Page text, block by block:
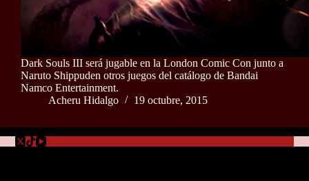
Dark Souls III será jugable en la London Comic Con junto a
Naruto Shippuden otros juegos del catálogo de Bandai
Namco Entertainment.
Acheru Hidalgo
19 octubre, 2015